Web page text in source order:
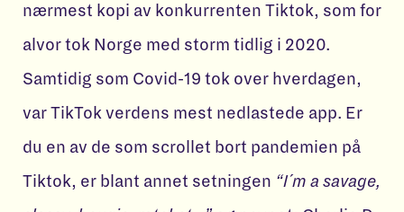
nærmest kopi av konkurrenten Tiktok, som for
alvor tok Norge med storm tidlig i 2020.
Samtidig som Covid-19 tok over hverdagen,
var TikTok verdens mest nedlastede app. Er
du en av de som scrollet bort pandemien på
Tiktok, er blant annet setningen “I´m a savage,